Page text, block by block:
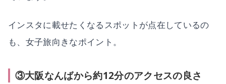
インスタに載せたくなるスポットが点在しているの
も、女子旅向きなポイント。
③大阪なんばから約12分のアクセスの良さ